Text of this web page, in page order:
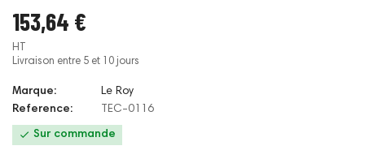
153,64 €
HT
Livraison entre 5 et 10 jours
Marque:
Le Roy
Reference:
TEC-0116
 Sur commande